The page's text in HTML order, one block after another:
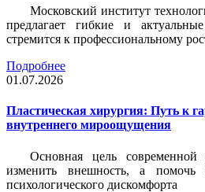
Московский институт
предлагает гибкие и
стремится к профессиональному
Подробнее
01.07.2026
Пластическая хирургия: Путь к
внутреннего мироощущения
Основная цель
изменить внешность, а помочь
психологического дискомфорта